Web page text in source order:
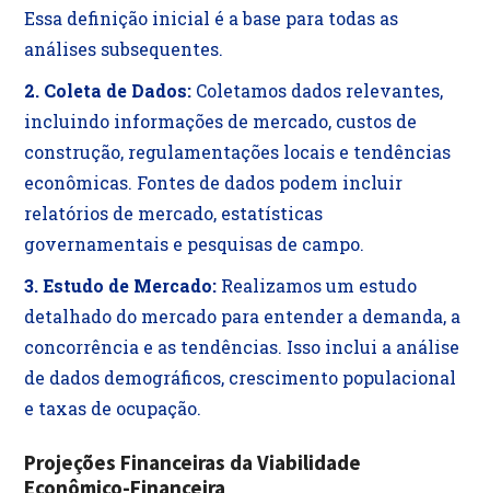
Essa definição inicial é a base para todas as
análises subsequentes.
2. Coleta de Dados: Coletamos dados relevantes,
incluindo informações de mercado, custos de
construção, regulamentações locais e tendências
econômicas. Fontes de dados podem incluir
relatórios de mercado, estatísticas
governamentais e pesquisas de campo.
3. Estudo de Mercado: Realizamos um estudo
detalhado do mercado para entender a demanda, a
concorrência e as tendências. Isso inclui a análise
de dados demográficos, crescimento populacional
e taxas de ocupação.
Projeções Financeiras da Viabilidade
Econômico-Financeira